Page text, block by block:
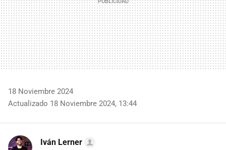
18 Noviembre 2024
Actualizado 18 Noviembre 2024, 13:44
Iván Lerner